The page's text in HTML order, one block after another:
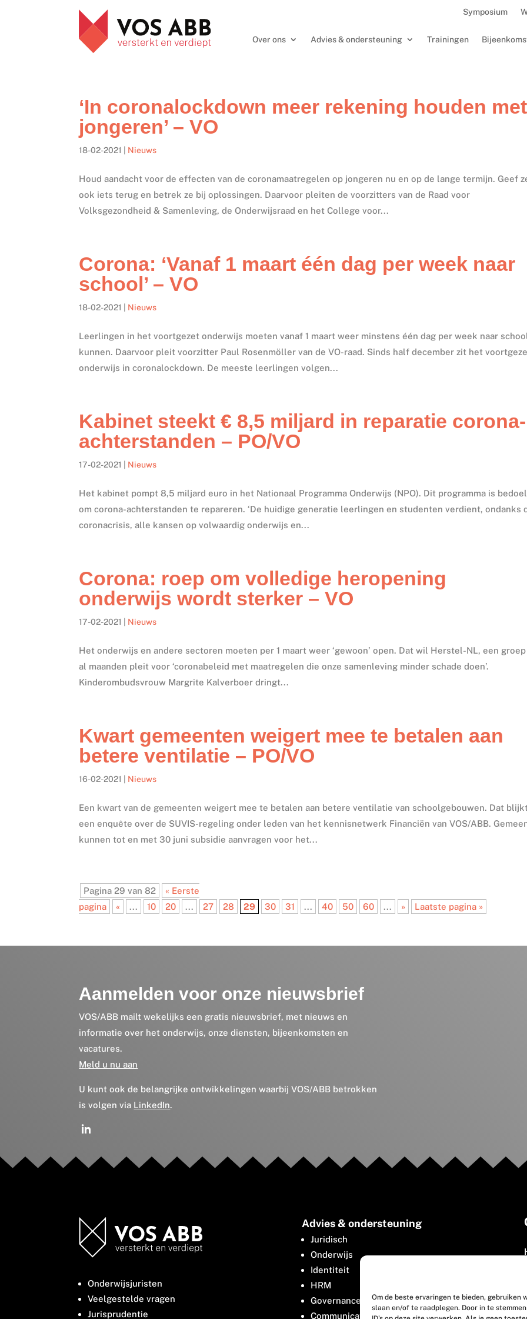
Om de beste ervaringen te bieden,
slaan en/of te raadplegen. Door in te
Symposium
Over ons Advies & ondersteuning Trainingen
‘In coronalockdown meer rekening houden met
jongeren’ – VO
18-02-2021 Nieuws
Houd aandacht voor de effecten van de coronamaatregelen op jongeren nu en op de lange termijn. Geef
ook iets terug en betrek ze bij oplossingen. Daarvoor pleiten de voorzitters van de Raad voor
Volksgezondheid & Samenleving, de Onderwijsraad en het College voor...
Corona: ‘Vanaf 1 maart één dag per week naar
school’ – VO
18-02-2021 Nieuws
Leerlingen in het voortgezet onderwijs moeten vanaf 1 maart weer minstens één dag per week naar
kunnen. Daarvoor pleit voorzitter Paul Rosenmöller van de VO-raad. Sinds half december zit het
onderwijs in coronalockdown. De meeste leerlingen volgen...
Kabinet steekt € 8,5 miljard in reparatie corona-
achterstanden – PO/VO
17-02-2021 Nieuws
Het kabinet pompt 8,5 miljard euro in het Nationaal Programma Onderwijs (NPO). Dit programma is
om corona-achterstanden te repareren. ‘De huidige generatie leerlingen en studenten verdient, ondanks
coronacrisis, alle kansen op volwaardig onderwijs en...
Corona: roep om volledige heropening
onderwijs wordt sterker – VO
17-02-2021 Nieuws
Het onderwijs en andere sectoren moeten per 1 maart weer ‘gewoon’ open. Dat wil Herstel-NL, een
al maanden pleit voor ‘coronabeleid met maatregelen die onze samenleving minder schade doen’.
Kinderombudsvrouw Margrite Kalverboer dringt...
Kwart gemeenten weigert mee te betalen aan
betere ventilatie – PO/VO
16-02-2021 Nieuws
Een kwart van de gemeenten weigert mee te betalen aan betere ventilatie van schoolgebouwen. Dat
een enquête over de SUVIS-regeling onder leden van het kennisnetwerk Financiën van VOS/ABB.
kunnen tot en met 30 juni subsidie aanvragen voor het...
Pagina 29 van 82
« Eerste
pagina
« ... 10 20 ... 27 28 29 30 31 ... 40 50 60 ... » Laatste pagina »
Aanmelden voor onze nieuwsbrief
VOS/ABB mailt wekelijks een gratis nieuwsbrief, met nieuws en
informatie over het onderwijs, onze diensten, bijeenkomsten en
vacatures.
Meld u nu aan
U kunt ook de belangrijke ontwikkelingen waarbij VOS/ABB betrokken
is volgen via LinkedIn.
Onderwijsjuristen
Veelgestelde vragen
Jurisprudentie
Advies & ondersteuning
Juridisch
Onderwijs
Identiteit
HRM
Governance
Communicatie